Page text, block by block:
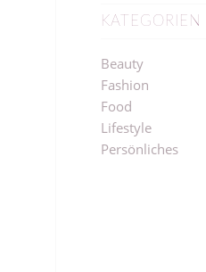
KATEGORIEN
Beauty
Fashion
Food
Lifestyle
Persönliches